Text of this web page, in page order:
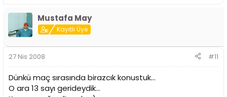
Mustafa May
Kayıtlı Üye
27 Nis 2008 #11
Dünkü maç sırasında birazcık konustuk...
O ara 13 sayı gerideydik...